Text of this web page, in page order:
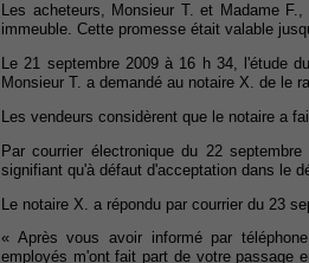
Les acheteurs, Monsieur T. et Madame
immeuble. Cette promesse était valable
Le 21 septembre 2009 à 16 h 34, l'étude
Monsieur T. a demandé au notaire X. de le
Les vendeurs considèrent que le notaire a
Par courrier électronique du 22
signifiant qu'à défaut d'acceptation dans le
Le notaire X. a répondu par courrier du 23
« Après vous avoir informé par
employés m'ont fait part de votre passage